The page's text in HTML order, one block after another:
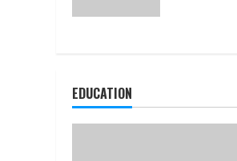
EDUCATION